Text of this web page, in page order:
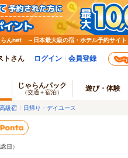
んnet ～日本最大級の宿・ホテル予約サイト
トさん ログイン 会員登録
じゃらんパック
（交通＋宿泊） 遊び・体験
高級宿 日帰り・デイユース
日 ）